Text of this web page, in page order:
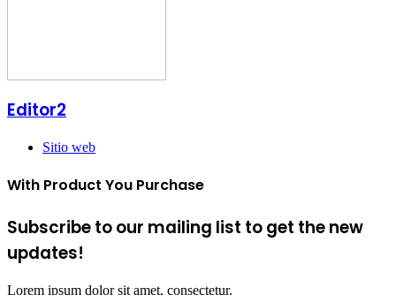
Editor2
Sitio web
With Product You Purchase
Subscribe to our mailing list to get the new
updates!
Lorem ipsum dolor sit amet, consectetur.